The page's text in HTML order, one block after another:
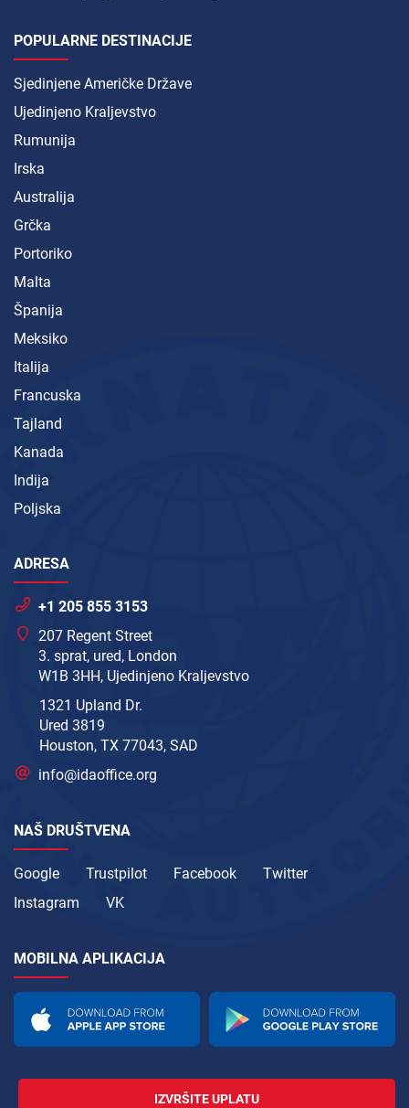
POPULARNE DESTINACIJE
Sjedinjene Američke Države
Ujedinjeno Kraljevstvo
Rumunija
Irska
Australija
Grčka
Portoriko
Malta
Španija
Meksiko
Italija
Francuska
Tajland
Kanada
Indija
Poljska
ADRESA
+1 205 855 3153
207 Regent Street
3. sprat, ured, London
W1B 3HH, Ujedinjeno Kraljevstvo
1321 Upland Dr.
Ured 3819
Houston, TX 77043, SAD
info@idaoffice.org
NAŠ DRUŠTVENA
Google Trustpilot Facebook
Twitter
Instagram
VK
MOBILNA APLIKACIJA
IZVRŠITE UPLATU